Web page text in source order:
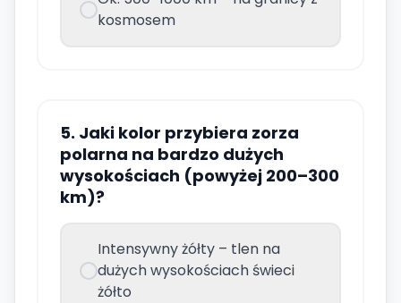
kosmosem
5. Jaki kolor przybiera zorza
polarna na bardzo dużych
wysokościach (powyżej 200–300
km)?
Intensywny żółty – tlen na
dużych wysokościach świeci
żółto